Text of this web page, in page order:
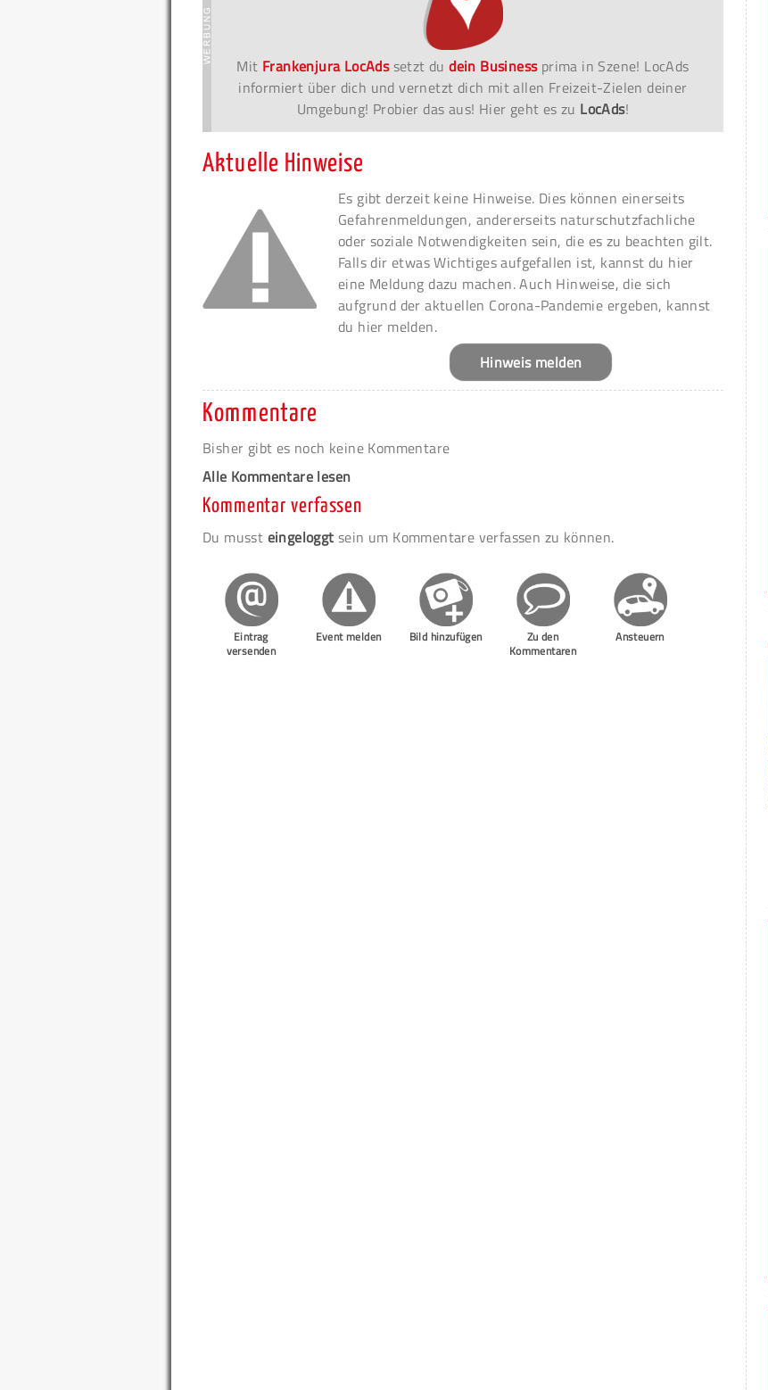
Mit Frankenjura LocAdssetzt dudein Businessprima in Szene! LocAds
informiert über dich und vernetzt dich mit allen Freizeit-Zielen deiner
Umgebung! Probier das aus! Hier geht es zu LocAds!
Aktuelle Hinweise
Es gibt derzeit keine Hinweise. Dies können einerseits
Gefahrenmeldungen, andererseits naturschutzfachliche
oder soziale Notwendigkeiten sein, die es zu beachten gilt.
Falls dir etwas Wichtiges aufgefallen ist, kannst du hier
eine Meldung dazu machen. Auch Hinweise, die sich
aufgrund der aktuellen Corona-Pandemie ergeben, kannst
du hier melden.
Hinweis melden
Kommentare
Bisher gibt es noch keine Kommentare
Alle Kommentare lesen
Kommentar verfassen
Du musst eingeloggt sein um Kommentare verfassen zu können.
Eintrag
versenden
Event melden Bild hinzufügen
Zu den
Kommentaren
Ansteuern